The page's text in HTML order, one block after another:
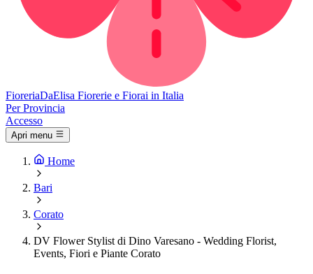
FioreriaDaElisa Fiorerie e Fiorai in Italia
Per Provincia
Accesso
Apri menu
Home
Bari
Corato
DV Flower Stylist di Dino Varesano - Wedding Florist,
Events, Fiori e Piante Corato